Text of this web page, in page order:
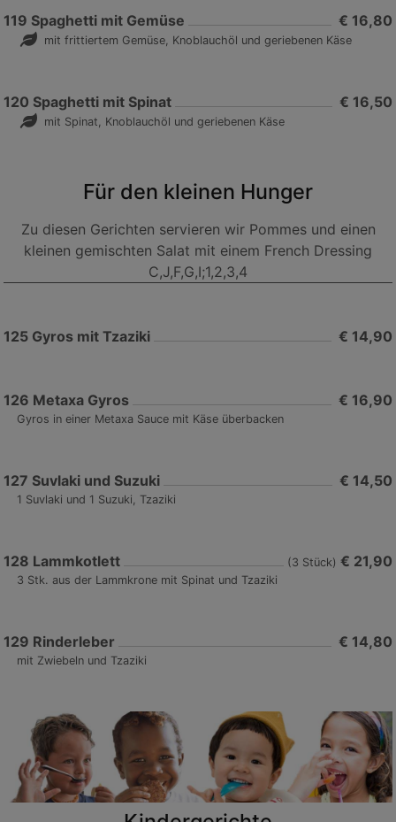
119 Spaghetti mit Gemüse € 16,80
mit frittiertem Gemüse, Knoblauchöl und geriebenen Käse
120 Spaghetti mit Spinat € 16,50
mit Spinat, Knoblauchöl und geriebenen Käse
Für den kleinen Hunger
Zu diesen Gerichten servieren wir Pommes und einen
kleinen gemischten Salat mit einem French Dressing
C,J,F,G,I;1,2,3,4
125 Gyros mit Tzaziki € 14,90
126 Metaxa Gyros € 16,90
Gyros in einer Metaxa Sauce mit Käse überbacken
127 Suvlaki und Suzuki € 14,50
1 Suvlaki und 1 Suzuki, Tzaziki
128 Lammkotlett (3 Stück) € 21,90
3 Stk. aus der Lammkrone mit Spinat und Tzaziki
129 Rinderleber € 14,80
mit Zwiebeln und Tzaziki